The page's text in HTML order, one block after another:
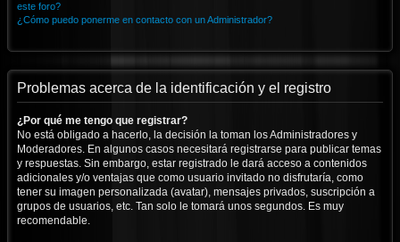
este foro?
¿Cómo puedo ponerme en contacto con un Administrador?
Problemas acerca de la identificación y el registro
¿Por qué me tengo que registrar?
No está obligado a hacerlo, la decisión la toman los Administradores y
Moderadores. En algunos casos necesitará registrarse para publicar temas
y respuestas. Sin embargo, estar registrado le dará acceso a contenidos
adicionales y/o ventajas que como usuario invitado no disfrutaría, como
tener su imagen personalizada (avatar), mensajes privados, suscripción a
grupos de usuarios, etc. Tan solo le tomará unos segundos. Es muy
recomendable.